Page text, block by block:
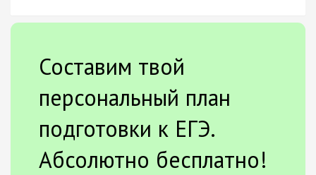
Составим твой
персональный план
подготовки к ЕГЭ.
Абсолютно бесплатно!